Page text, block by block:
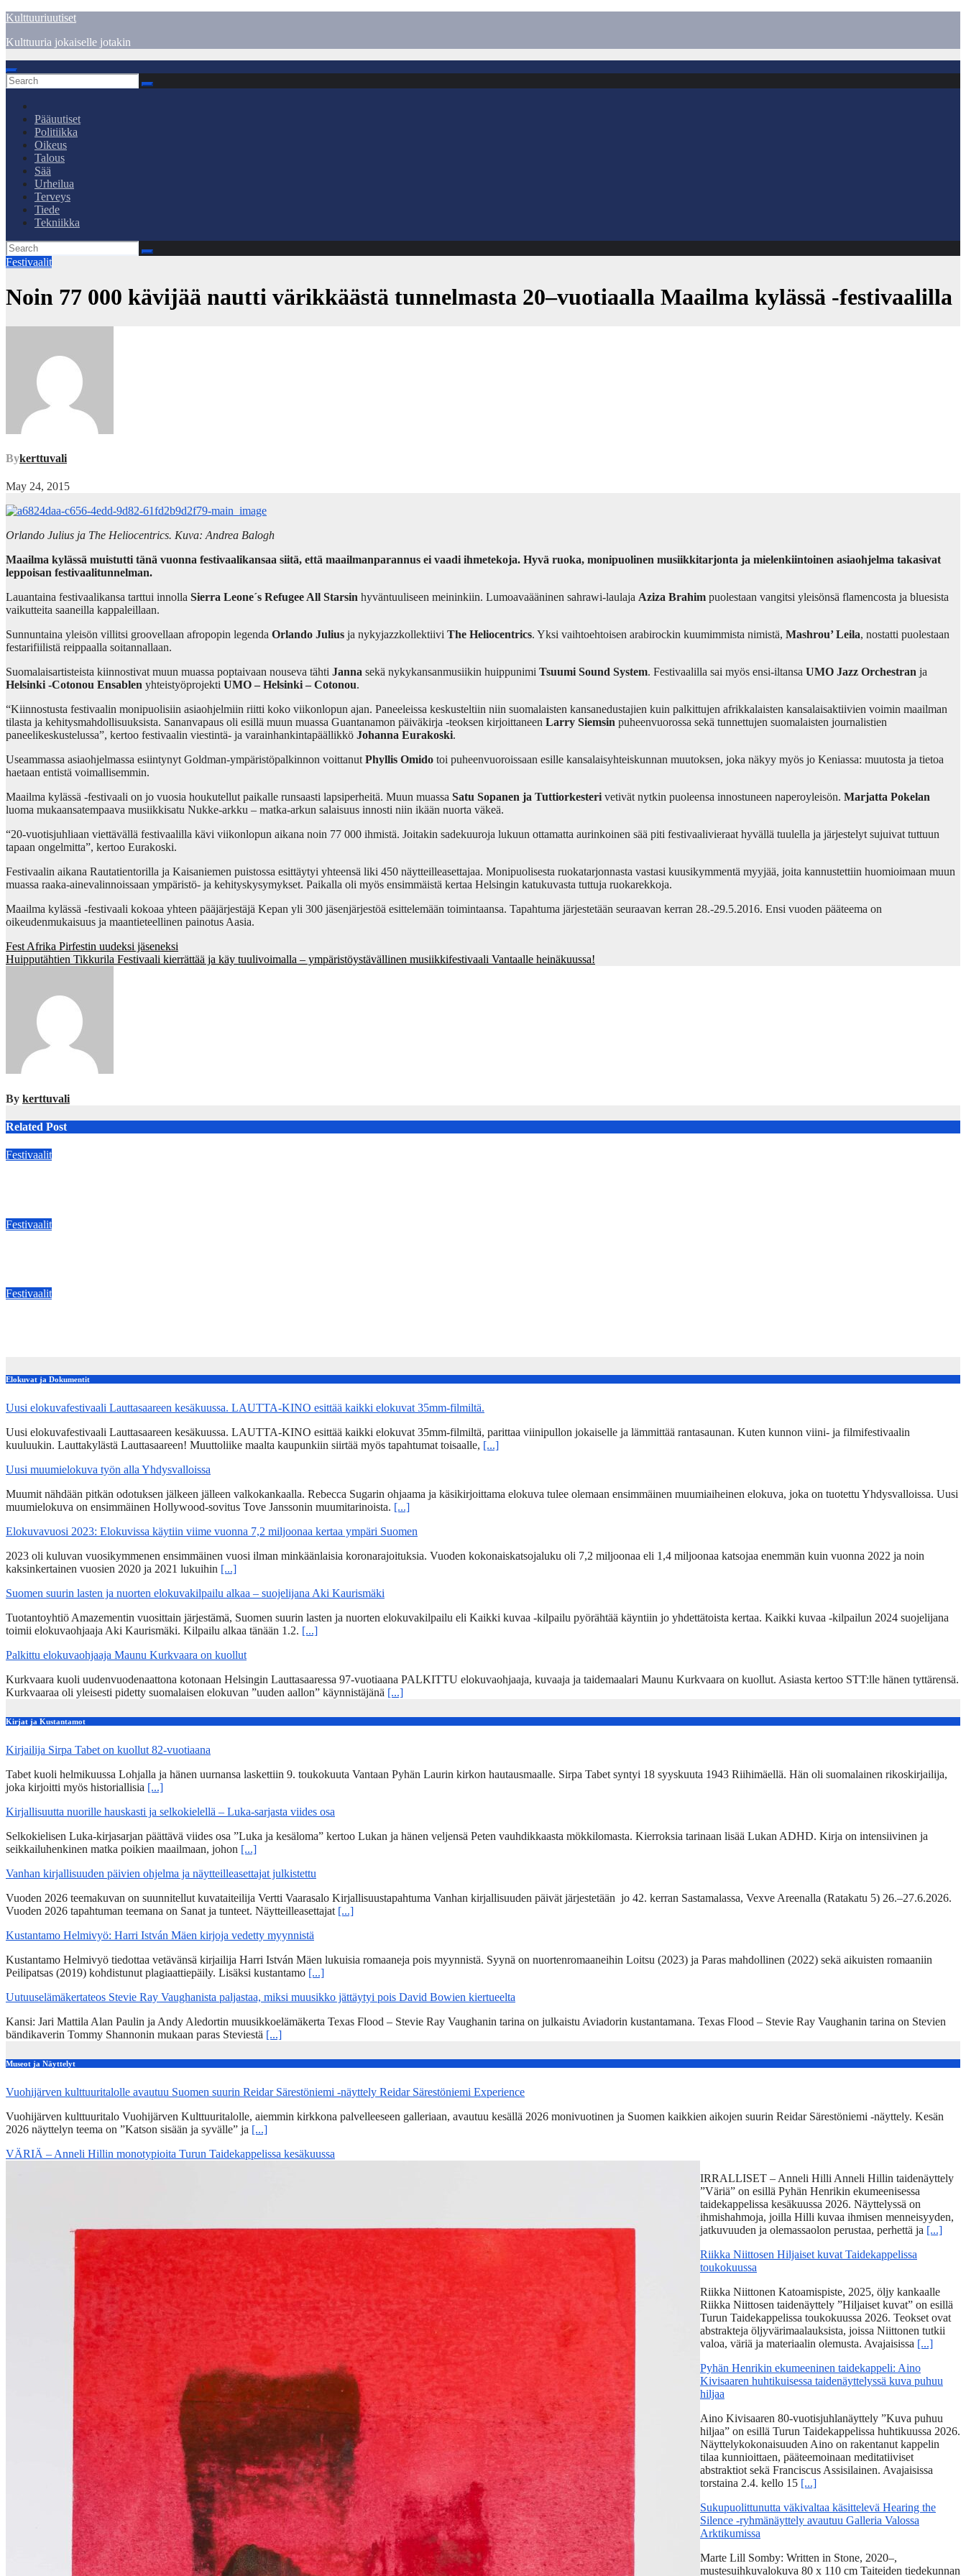
Skip
content
Kulttuuriuutiset
Kulttuuria jokaiselle jotakin
Pääuutiset
Politiikka
Oikeus
Talous
Sää
Urheilua
Terveys
Tiede
Tekniikka
Festivaalit
Noin 77 000 kävijää nautti värikkäästä tunnelmasta 20–vuotiaalla Maailma kylässä -festivaalilla
Bykerttuvali
May 24, 2015
Orlando Julius ja The Heliocentrics. Kuva: Andrea Balogh
Maailma kylässä muistutti tänä vuonna festivaalikansaa siitä, että maailmanparannus ei vaadi ihmetekoja. Hyvä ruoka, monipuolinen musiikkitarjonta ja mielenkiintoinen asiaohjelma takasivat
leppoisan festivaalitunnelman.
Lauantaina festivaalikansa tarttui innolla Sierra Leone´s Refugee All Starsin hyväntuuliseen meininkiin. Lumoavaääninen sahrawi-laulaja Aziza Brahim puolestaan vangitsi yleisönsä flamencosta ja bluesista
vaikutteita saaneilla kappaleillaan.
Sunnuntaina yleisön villitsi groovellaan afropopin legenda Orlando Julius ja nykyjazzkollektiivi The Heliocentrics. Yksi vaihtoehtoisen arabirockin kuumimmista nimistä, Mashrou’ Leila, nostatti puolestaan
festarifiilistä reippaalla soitannallaan.
Suomalaisartisteista kiinnostivat muun muassa poptaivaan nouseva tähti Janna sekä nykykansanmusiikin huippunimi Tsuumi Sound System. Festivaalilla sai myös ensi-iltansa UMO Jazz Orchestran ja
Helsinki -Cotonou Ensablen yhteistyöprojekti UMO – Helsinki – Cotonou.
“Kiinnostusta festivaalin monipuolisiin asiaohjelmiin riitti koko viikonlopun ajan. Paneeleissa keskusteltiin niin suomalaisten kansanedustajien kuin palkittujen afrikkalaisten kansalaisaktiivien voimin maailman
tilasta ja kehitysmahdollisuuksista. Sananvapaus oli esillä muun muassa Guantanamon päiväkirja -teoksen kirjoittaneen Larry Siemsin puheenvuorossa sekä tunnettujen suomalaisten journalistien
paneelikeskustelussa”, kertoo festivaalin viestintä- ja varainhankintapäällikkö Johanna Eurakoski.
Useammassa asiaohjelmassa esiintynyt Goldman-ympäristöpalkinnon voittanutPhyllis Omido toi puheenvuoroissaan esille kansalaisyhteiskunnan muutoksen, joka näkyy myös jo Keniassa: muutosta ja tietoa
haetaan entistä voimallisemmin.
Maailma kylässä -festivaali on jo vuosia houkutellut paikalle runsaasti lapsiperheitä. Muun muassa Satu Sopanen ja Tuttiorkesterivetivät nytkin puoleensa innostuneen naperoyleisön. Marjatta Pokelan
luoma mukaansatempaava musiikkisatu Nukke-arkku – matka-arkun salaisuus innosti niin ikään nuorta väkeä.
“20-vuotisjuhliaan viettävällä festivaalilla kävi viikonlopun aikana noin 77 000 ihmistä. Joitakin sadekuuroja lukuun ottamatta aurinkoinen sää piti festivaalivieraat hyvällä tuulella ja järjestelyt sujuivat tuttuun
tapaan ongelmitta”, kertoo Eurakoski.
Festivaalin aikana Rautatientorilla ja Kaisaniemen puistossa esittäytyi yhteensä liki 450 näytteilleasettajaa. Monipuolisesta ruokatarjonnasta vastasi kuusikymmentä myyjää, joita kannustettiin huomioimaan muun
muassa raaka-ainevalinnoissaan ympäristö- ja kehityskysymykset. Paikalla oli myös ensimmäistä kertaa Helsingin katukuvasta tuttuja ruokarekkoja.
Maailma kylässä -festivaali kokoaa yhteen pääjärjestäjä Kepan yli 300 jäsenjärjestöä esittelemään toimintaansa. Tapahtuma järjestetään seuraavan kerran 28.-29.5.2016. Ensi vuoden pääteema on
oikeudenmukaisuus ja maantieteellinen painotus Aasia.
Post
navigation
Fest Afrika Pirfestin uudeksi jäseneksi
Huipputähtien Tikkurila Festivaali kierrättää ja käy tuulivoimalla – ympäristöystävällinen musiikkifestivaali Vantaalle heinäkuussa!
By kerttuvali
Related Post
Festivaalit
Festivaalit
Festivaalit
Elokuvat ja Dokumentit
Uusi elokuvafestivaali Lauttasaareen kesäkuussa. LAUTTA-KINO esittää kaikki elokuvat 35mm-filmiltä.
Uusi elokuvafestivaali Lauttasaareen kesäkuussa. LAUTTA-KINO esittää kaikki elokuvat 35mm-filmiltä, parittaa viinipullon jokaiselle ja lämmittää rantasaunan. Kuten kunnon viini- ja filmifestivaalin
kuuluukin. Lauttakylästä Lauttasaareen! Muuttoliike maalta kaupunkiin siirtää myös tapahtumat toisaalle, [...]
Uusi muumielokuva työn alla Yhdysvalloissa
Muumit nähdään pitkän odotuksen jälkeen jälleen valkokankaalla. Rebecca Sugarin ohjaama ja käsikirjoittama elokuva tulee olemaan ensimmäinen muumiaiheinen elokuva, joka on tuotettu Yhdysvalloissa. Uusi
muumielokuva on ensimmäinen Hollywood-sovitus Tove Janssonin muumitarinoista. [...]
Elokuvavuosi 2023: Elokuvissa käytiin viime vuonna 7,2 miljoonaa kertaa ympäri Suomen
2023 oli kuluvan vuosikymmenen ensimmäinen vuosi ilman minkäänlaisia koronarajoituksia. Vuoden kokonaiskatsojaluku oli 7,2 miljoonaa eli 1,4 miljoonaa katsojaa enemmän kuin vuonna 2022 ja noin
kaksinkertainen vuosien 2020 ja 2021 lukuihin [...]
Suomen suurin lasten ja nuorten elokuvakilpailu alkaa – suojelijana Aki Kaurismäki
Tuotantoyhtiö Amazementin vuosittain järjestämä, Suomen suurin lasten ja nuorten elokuvakilpailu eli Kaikki kuvaa -kilpailu pyörähtää käyntiin jo yhdettätoista kertaa. Kaikki kuvaa -kilpailun 2024 suojelijana
toimii elokuvaohjaaja Aki Kaurismäki. Kilpailu alkaa tänään 1.2. [...]
Palkittu elokuvaohjaaja Maunu Kurkvaara on kuollut
Kurkvaara kuoli uudenvuodenaattona kotonaan Helsingin Lauttasaaressa 97-vuotiaana PALKITTU elokuvaohjaaja, kuvaaja ja taidemaalari Maunu Kurkvaara on kuollut. Asiasta kertoo STT:lle hänen tyttärensä.
Kurkvaaraa oli yleisesti pidetty suomalaisen elokuvan ”uuden aallon” käynnistäjänä [...]
Kirjat ja Kustantamot
Kirjailija Sirpa Tabet on kuollut 82-vuotiaana
Tabet kuoli helmikuussa Lohjalla ja hänen uurnansa laskettiin 9. toukokuuta Vantaan Pyhän Laurin kirkon hautausmaalle. Sirpa Tabet syntyi 18 syyskuuta 1943 Riihimäellä. Hän oli suomalainen rikoskirjailija,
joka kirjoitti myös historiallisia [...]
Kirjallisuutta nuorille hauskasti ja selkokielellä – Luka-sarjasta viides osa
Selkokielisen Luka-kirjasarjan päättävä viides osa ”Luka ja kesäloma” kertoo Lukan ja hänen veljensä Peten vauhdikkaasta mökkilomasta. Kierroksia tarinaan lisää Lukan ADHD. Kirja on intensiivinen ja
seikkailuhenkinen matka poikien maailmaan, johon [...]
Vanhan kirjallisuuden päivien ohjelma ja näytteilleasettajat julkistettu
Vuoden 2026 teemakuvan on suunnitellut kuvataiteilija Vertti Vaarasalo Kirjallisuustapahtuma Vanhan kirjallisuuden päivät järjestetään jo 42. kerran Sastamalassa, Vexve Areenalla (Ratakatu 5) 26.–27.6.2026.
Vuoden 2026 tapahtuman teemana on Sanat ja tunteet. Näytteilleasettajat [...]
Kustantamo Helmivyö: Harri István Mäen kirjoja vedetty myynnistä
Kustantamo Helmivyö tiedottaa vetävänsä kirjailija Harri István Mäen lukuisia romaaneja pois myynnistä. Syynä on nuortenromaaneihin Loitsu (2023) ja Paras mahdollinen (2022) sekä aikuisten romaaniin
Peilipatsas (2019) kohdistunut plagiaattiepäily. Lisäksi kustantamo [...]
Uutuuselämäkertateos Stevie Ray Vaughanista paljastaa, miksi muusikko jättäytyi pois David Bowien kiertueelta
Kansi: Jari Mattila Alan Paulin ja Andy Aledortin muusikkoelämäkerta Texas Flood – Stevie Ray Vaughanin tarina on julkaistu Aviadorin kustantamana. Texas Flood – Stevie Ray Vaughanin tarina on Stevien
bändikaverin Tommy Shannonin mukaan paras Steviestä [...]
Museot ja Näyttelyt
Vuohijärven kulttuuritalolle avautuu Suomen suurin Reidar Särestöniemi -näyttely Reidar Särestöniemi Experience
Vuohijärven kulttuuritalo Vuohijärven Kulttuuritalolle, aiemmin kirkkona palvelleeseen galleriaan, avautuu kesällä 2026 monivuotinen ja Suomen kaikkien aikojen suurin Reidar Särestöniemi -näyttely. Kesän
2026 näyttelyn teema on ”Katson sisään ja syvälle” ja [...]
VÄRIÄ – Anneli Hillin monotypioita Turun Taidekappelissa kesäkuussa
IRRALLISET – Anneli Hilli Anneli Hillin taidenäyttely
”Väriä” on esillä Pyhän Henrikin ekumeenisessa
taidekappelissa kesäkuussa 2026. Näyttelyssä on
ihmishahmoja, joilla Hilli kuvaa ihmisen menneisyyden,
jatkuvuuden ja olemassaolon perustaa, perhettä ja [...]
Riikka Niittosen Hiljaiset kuvat Taidekappelissa
toukokuussa
Riikka Niittonen Katoamispiste, 2025, öljy kankaalle
Riikka Niittosen taidenäyttely ”Hiljaiset kuvat” on esillä
Turun Taidekappelissa toukokuussa 2026. Teokset ovat
abstrakteja öljyvärimaalauksista, joissa Niittonen tutkii
valoa, väriä ja materiaalin olemusta. Avajaisissa [...]
Pyhän Henrikin ekumeeninen taidekappeli: Aino
Kivisaaren huhtikuisessa taidenäyttelyssä kuva puhuu
hiljaa
Aino Kivisaaren 80-vuotisjuhlanäyttely ”Kuva puhuu
hiljaa” on esillä Turun Taidekappelissa huhtikuussa 2026.
Näyttelykokonaisuuden Aino on rakentanut kappelin
tilaa kunnioittaen, pääteemoinaan meditatiiviset
abstraktiot sekä Franciscus Assisilainen. Avajaisissa
torstaina 2.4. kello 15 [...]
Sukupuolittunutta väkivaltaa käsittelevä Hearing the
Silence -ryhmänäyttely avautuu Galleria Valossa
Arktikumissa
Marte Lill Somby: Written in Stone, 2020–,
mustesuihkuvalokuva 80 x 110 cm Taiteiden tiedekunnan